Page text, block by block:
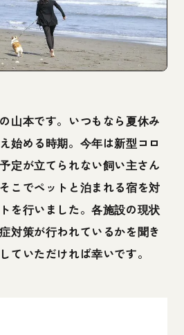
山本です。いつもなら夏休み
始める時期。今年は新型コロ
定が立てられない飼い主さん
こでペットと泊まれる宿を対
を行いました。各施設の現状
対策が行われているかを聞き
ていただければ幸いです。